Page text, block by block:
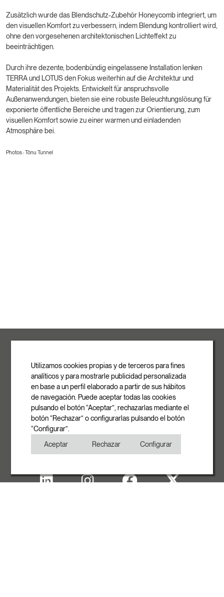
Zusätzlich wurde das Blendschutz-Zubehör Honeycomb integriert, um
den visuellen Komfort zu verbessern, indem Blendung kontrolliert wird,
ohne den vorgesehenen architektonischen Lichteffekt zu
beeinträchtigen.
Durch ihre dezente, bodenbündig eingelassene Installation lenken
TERRA und LOTUS den Fokus weiterhin auf die Architektur und
Materialität des Projekts. Entwickelt für anspruchsvolle
Außenanwendungen, bieten sie eine robuste Beleuchtungslösung für
exponierte öffentliche Bereiche und tragen zur Orientierung, zum
visuellen Komfort sowie zu einer warmen und einladenden
Atmosphäre bei.
Photos : Tönu Tunnel
Ronda de la Font Grossa, 15 Pol. Ind. La Gavarra
08540 Centelles | Barcelona
E-mail
info@rovasi.com
Telefon
+34 93 881 37 13
Utilizamos cookies propias y de terceros para fines
analíticos y para mostrarle publicidad personalizada
en base a un perfil elaborado a partir de sus hábitos
de navegación. Puede aceptar todas las cookies
pulsando el botón “Aceptar”, rechazarlas mediante el
botón “Rechazar” o configurarlas pulsando el botón
“Configurar”.
Aceptar
Rechazar Configurar